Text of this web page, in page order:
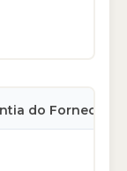
do Fornecedor